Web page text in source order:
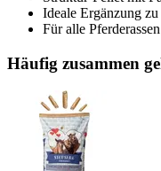
Ideale Ergänzung
Für alle
Häufig zusammen